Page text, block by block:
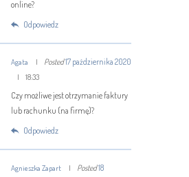
online?
Odpowiedz
Agata Posted17 października 2020
18:33
Czy możliwe jest otrzymanie faktury
lub rachunku (na firmę)?
Odpowiedz
Agnieszka Zapart Posted18